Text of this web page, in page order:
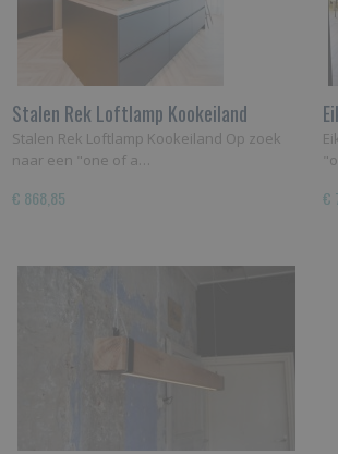
Stalen Rek Loftlamp Kookeiland
Stalen Rek Loftlamp Kookeiland Op zoek
naar een "one of a…
€ 868,85 €